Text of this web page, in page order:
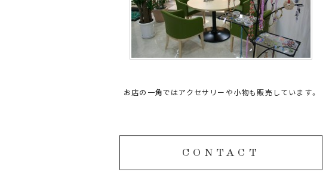
お店の一角ではアクセサリーや小物も販売しています。
CONTACT